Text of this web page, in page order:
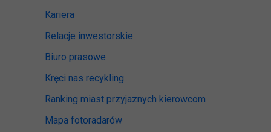
Kariera
Relacje inwestorskie
Biuro prasowe
Kręci nas recykling
Ranking miast przyjaznych kierowcom
Mapa fotoradarów